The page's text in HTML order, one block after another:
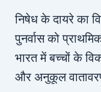
निषेध के दायरे का
पुनर्वास को
भारत में बच्चों के
और अनुकूल